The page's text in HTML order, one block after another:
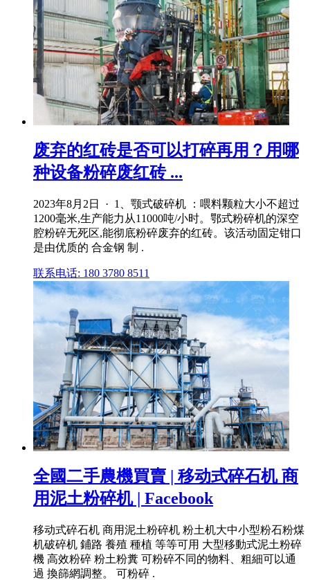
废弃的红砖是否可以打碎再用？用哪
种设备粉碎废红砖 ...
2023年8月2日 · 1、颚式破碎机 ：喂料颗粒大小不超过
1200毫米,生产能力从11000吨/小时。鄂式粉碎机的深空
腔粉碎无死区,能彻底粉碎废弃的红砖。该活动固定钳口
是由优质的 合金钢 制 .
联系电话: 180 3780 8511
全國二手農機買賣 | 移动式碎石机 商
用泥土粉碎机 | Facebook
移动式碎石机 商用泥土粉碎机 粉土机大中小型粉石粉煤
机破碎机 鋪路 養殖 種植 等等可用 大型移動式泥土粉碎
機 高效粉碎 粉土粉糞 可粉碎不同的物料、粗細可以通
過 換篩網調整。 可粉碎 .